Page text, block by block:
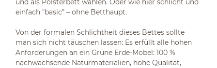
und als Polsterbett wählen. Oder wie hier schlicht und
einfach "basic" – ohne Betthaupt.
Von der formalen Schlichtheit dieses Bettes sollte
man sich nicht täuschen lassen: Es erfüllt alle hohen
Anforderungen an ein Grüne Erde-Möbel: 100 %
nachwachsende Naturmaterialien, hohe Qualität,